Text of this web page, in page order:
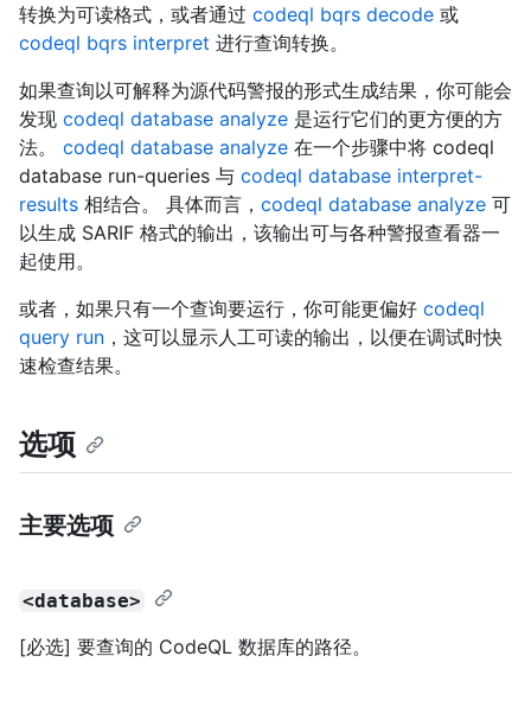
转换为可读格式，或者通过 codeql bqrs decode 或
codeql bqrs interpret 进行查询转换。
如果查询以可解释为源代码警报的形式生成结果，你可能会
发现 codeql database analyze 是运行它们的更方便的方
法。 codeql database analyze 在一个步骤中将 codeql
database run-queries 与 codeql database interpret-
results 相结合。 具体而言， codeql database analyze 可
以生成 SARIF 格式的输出，该输出可与各种警报查看器一
起使用。
或者，如果只有一个查询要运行，你可能更偏好 codeql
query run ，这可以显示人工可读的输出，以便在调试时快
速检查结果。
选项
主要选项
<database>
[必选] 要查询的 CodeQL 数据库的路径。